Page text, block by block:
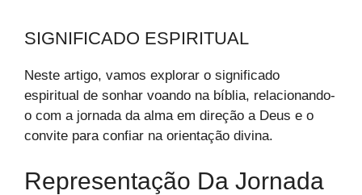
SIGNIFICADO ESPIRITUAL
Neste artigo, vamos explorar o significado
espiritual de sonhar voando na bíblia, relacionando-
o com a jornada da alma em direção a Deus e o
convite para confiar na orientação divina.
Representação Da Jornada